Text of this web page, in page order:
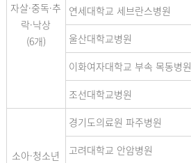
자살·중독·추
락·낙상
(6개)
연세대학교 세브란스병원
울산대학교병원
이화여자대학교 부속 목동병원
조선대학교병원
소아·청소년
경기도의료원 파주병원
고려대학교 안암병원